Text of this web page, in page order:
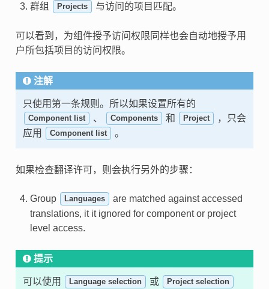
群组
Projects 与访问的项目匹配。
可以看到，为组件授予访问权限同样也会自动地授予用
户所包括项目的访问权限。
注解
只使用第一条规则。所以如果设置所有的
Component list 、 Components 和 Project
，只会
应用
Component list 。
如果检查翻译许可，则会执行另外的步骤：
Group Languages
are matched against accessed
translations, it it ignored for component or project
level access.
提示
可以使用 Language selection 或 Project selection